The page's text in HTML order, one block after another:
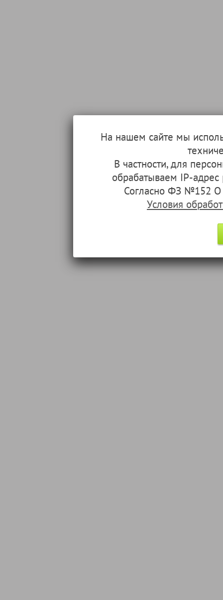
На нашем сайте мы
В частности, для
обрабатываем IP-
Согласно ФЗ №152 О
Условия